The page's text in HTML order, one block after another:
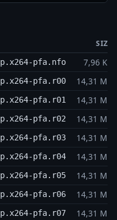
SIZE
pfa.nfo 7,96 KB
pfa.r00 14,31 MB
pfa.r01 14,31 MB
pfa.r02 14,31 MB
pfa.r03 14,31 MB
pfa.r04 14,31 MB
pfa.r05 14,31 MB
pfa.r06 14,31 MB
pfa.r07 14,31 MB